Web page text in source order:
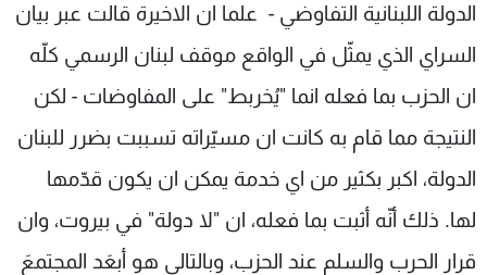
الدولة اللبنانية التفاوضي - علما ان الاخيرة قالت عبر بيان
السراي الذي يمثّل في الواقع موقف لبنان الرسمي كلّه
ان الحزب بما فعله انما "يُخربط" على المفاوضات - لكن
النتيجة مما قام به كانت ان مسيّراته تسببت بضرر للبنان
الدولة، اكبر بكثير من اي خدمة يمكن ان يكون قدّمها
لها. ذلك أنّه أثبت بما فعله، ان "لا دولة" في بيروت، وان
قرار الحرب والسلم عند الحزب، وبالتالي هو أبعَد المجتمعَ